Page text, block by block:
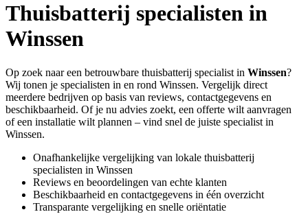
Thuisbatterij specialisten in
Winssen
Op zoek naar een betrouwbare thuisbatterij specialist in Winssen?
Wij tonen je specialisten in en rond Winssen. Vergelijk direct
meerdere bedrijven op basis van reviews, contactgegevens en
beschikbaarheid. Of je nu advies zoekt, een offerte wilt aanvragen
of een installatie wilt plannen – vind snel de juiste specialist in
Winssen.
Onafhankelijke vergelijking van lokale thuisbatterij
specialisten in Winssen
Reviews en beoordelingen van echte klanten
Beschikbaarheid en contactgegevens in één overzicht
Transparante vergelijking en snelle oriëntatie